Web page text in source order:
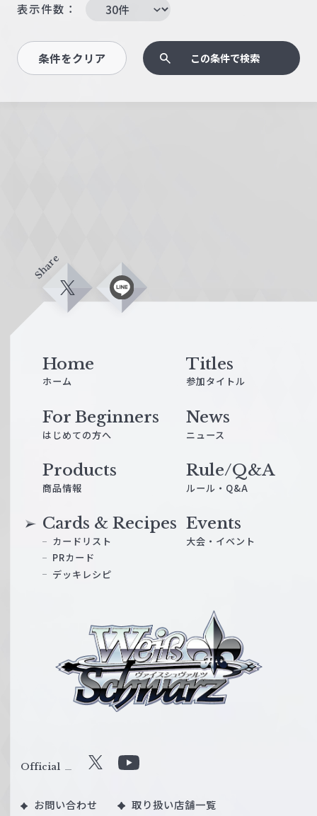
表示件数：
条件をクリア この条件で検索
Share
X L
ス
ル
Home
ホーム
Titles
参加タイトル
For Beginners
はじめての方へ
News
ニュース
Products
商品情報
Cards & Recipes
カードリスト
PRカード
デッキレシピ
Events
大会・イベント
Rule/Q&A
ルール・Q&A
Official X
u
お問い合わせ 取り扱い店舗一覧